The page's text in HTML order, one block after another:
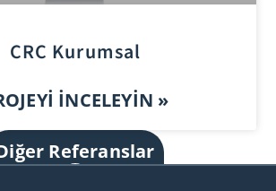
CRC Kurumsal
İNCELEYIN »
Referanslar